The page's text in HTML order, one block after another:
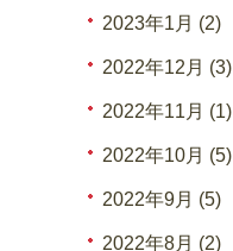
2023年1月 (2)
2022年12月 (3)
2022年11月 (1)
2022年10月 (5)
2022年9月 (5)
2022年8月 (2)